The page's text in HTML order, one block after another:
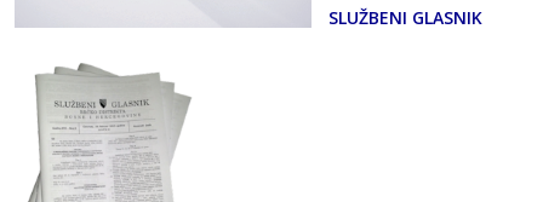
SLUŽBENI GLASNIK